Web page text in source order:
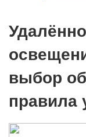
выбор
правила